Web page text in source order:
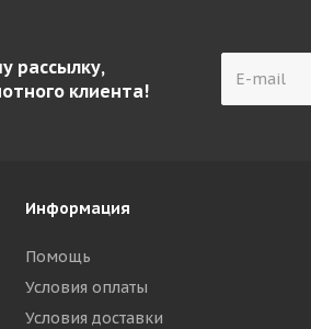
рассылку,
клиента!
Информация
Помощь
Условия оплаты
Условия доставки